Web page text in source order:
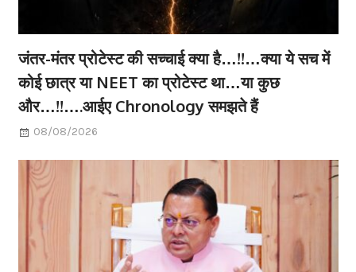
जंतर-मंतर प्रोटेस्ट की सच्चाई क्या है…!!…क्या ये सच में
कोई छात्र या NEET का प्रोटेस्ट था…या कुछ
और…!!….आईए Chronology समझते हैं
08/08/2026